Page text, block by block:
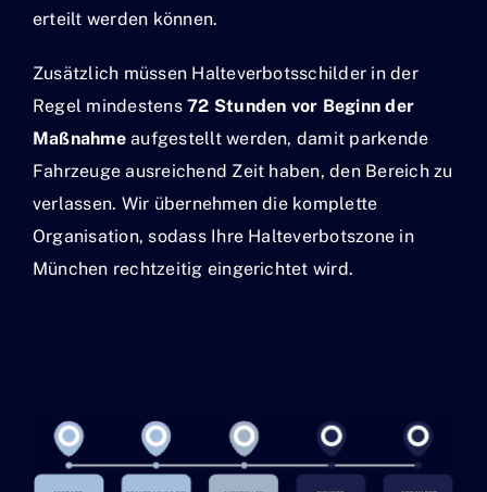
erteilt werden können.
Zusätzlich müssen Halteverbotsschilder in der
Regel mindestens72 Stunden vor Beginn der
Maßnahmeaufgestellt werden, damit parkende
Fahrzeuge ausreichend Zeit haben, den Bereich zu
verlassen. Wir übernehmen die komplette
Organisation, sodass Ihre Halteverbotszone in
München rechtzeitig eingerichtet wird.